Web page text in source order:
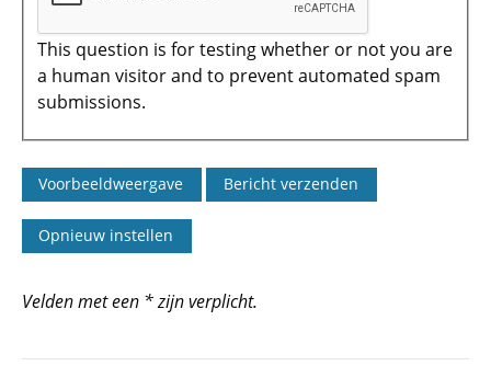
This question is for testing whether or not you are
a human visitor and to prevent automated spam
submissions.
Velden met een * zijn verplicht.